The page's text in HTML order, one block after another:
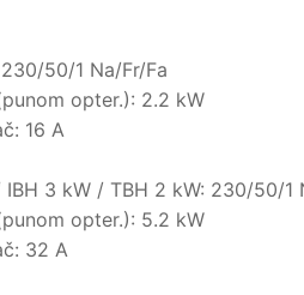
50/1 Na/Fr/Fa
opter.): 2.2 kW
16 A
3 kW / TBH 2 kW: 230/50/1
opter.): 5.2 kW
32 A